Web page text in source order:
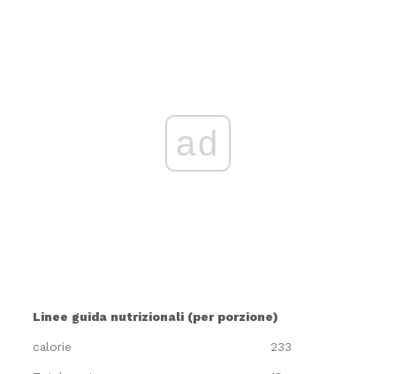
ad
Linee guida nutrizionali (per porzione)
calorie 233